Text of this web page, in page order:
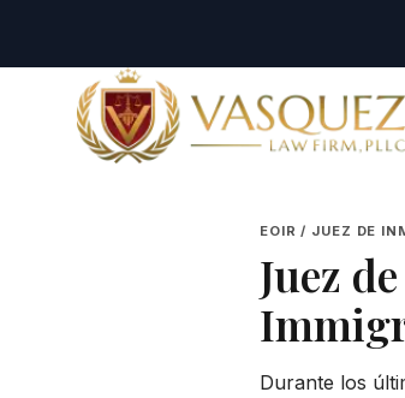
Vasquez Law Firm - Home
EOIR / JUEZ DE
Juez
Durante los